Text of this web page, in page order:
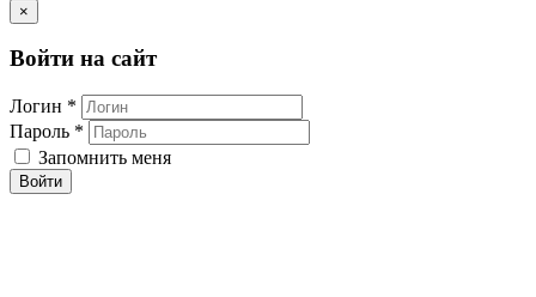
×
Войти на сайт
Логин *
Пароль *
Запомнить меня
Войти